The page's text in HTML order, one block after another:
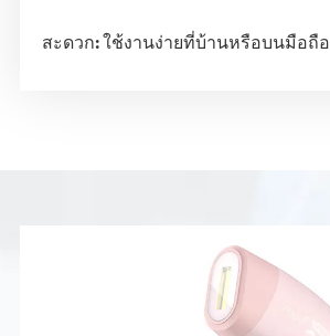
สะดวก: ใช้งานง่ายที่บ้านหรือบนมือถือ